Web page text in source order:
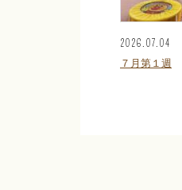
2026.07.04
７月第１週